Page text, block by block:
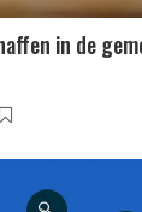
in de